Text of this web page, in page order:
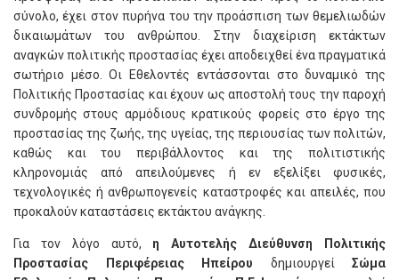
σύνολο, έχει στον πυρήνα του την προάσπιση των θεμελιωδών
δικαιωμάτων του ανθρώπου. Στην διαχείριση εκτάκτων
αναγκών πολιτικής προστασίας έχει αποδειχθεί ένα πραγματικά
σωτήριο μέσο. Οι Εθελοντές εντάσσονται στο δυναμικό της
Πολιτικής Προστασίας και έχουν ως αποστολή τους την παροχή
συνδρομής στους αρμόδιους κρατικούς φορείς στο έργο της
προστασίας της ζωής, της υγείας, της περιουσίας των πολιτών,
καθώς και του περιβάλλοντος και της πολιτιστικής
κληρονομιάς από απειλούμενες ή εν εξελίξει φυσικές,
τεχνολογικές ή ανθρωπογενείς καταστροφές και απειλές, που
προκαλούν καταστάσεις εκτάκτου ανάγκης.
Για τον λόγο αυτό, η Αυτοτελής Διεύθυνση Πολιτικής
Προστασίας Περιφέρειας Ηπείρου δημιουργεί Σώμα